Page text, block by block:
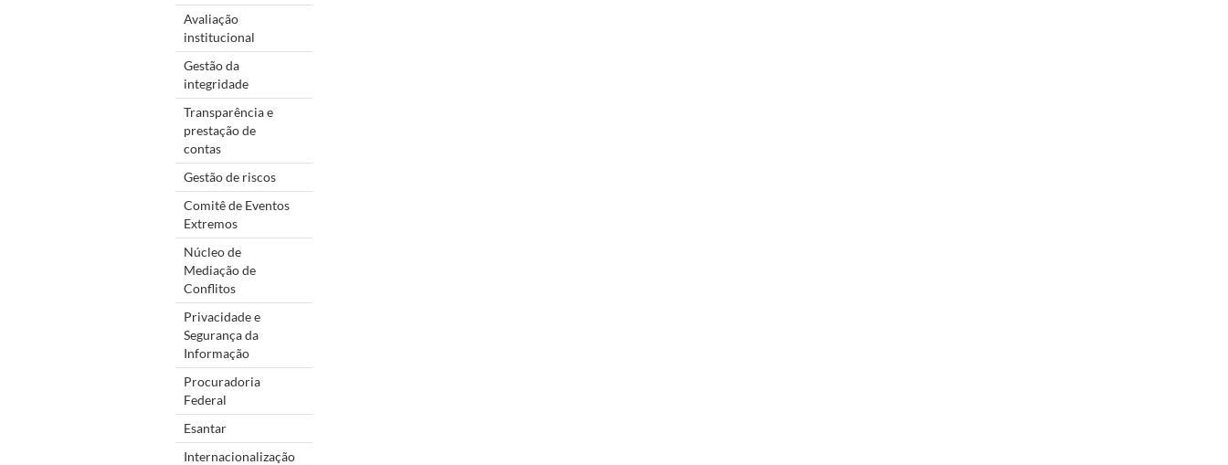
Avaliação
institucional
Gestão da
integridade
Transparência e
prestação de
contas
Gestão de riscos
Comitê de Eventos
Extremos
Núcleo de
Mediação de
Conflitos
Privacidade e
Segurança da
Informação
Procuradoria
Federal
Esantar
Internacionalização